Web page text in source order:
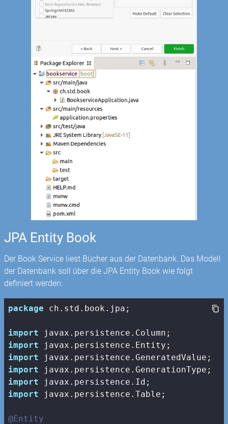
JPA Entity Book
Der Book Service liest Bücher aus der Datenbank. Das Modell
der Datenbank soll über die JPA Entity Book wie folgt
definiert werden:
package ch.std.book.jpa;
import
import
import
import
import
import javax.persistence.Table;
@Entity